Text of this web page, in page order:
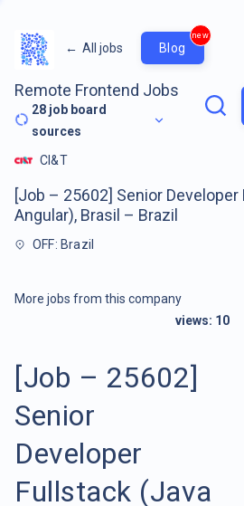
← All jobs Blog
new
Remote Frontend Jobs
28 job board
sources
CI&T
[Job – 25602] Senior
Angular), Brasil – Brazil
OFF: Brazil
More jobs from this company
views: 10
[Job – 25602]
Senior
Developer
Fullstack (Java